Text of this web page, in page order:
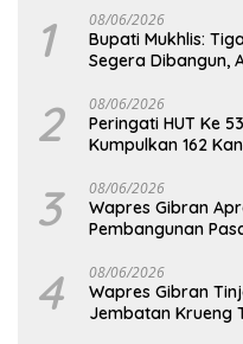
1 08/06/2026
Bupati Mukhlis:
Segera Dibangun,
2 08/06/2026
Peringati HUT Ke
Kumpulkan 162
3 08/06/2026
Wapres Gibran
Pembangunan
4 08/06/2026
Wapres Gibran
Jembatan Krueng